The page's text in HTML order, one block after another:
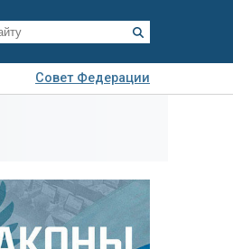
Совет Федерации